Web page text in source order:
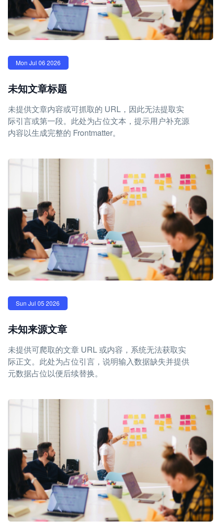
Mon Jul 06 2026
未知文章标题
未提供文章内容或可抓取的 URL，因此无法提取实
际引言或第一段。此处为占位文本，提示用户补充源
内容以生成完整的 Frontmatter。
Sun Jul 05 2026
未知来源文章
未提供可爬取的文章 URL 或内容，系统无法获取实
际正文。此处为占位引言，说明输入数据缺失并提供
元数据占位以便后续替换。